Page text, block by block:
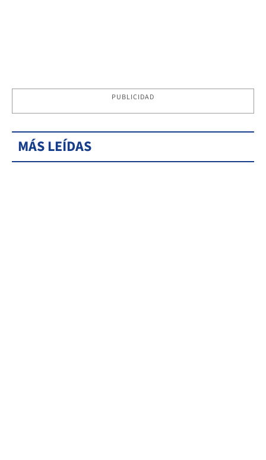
PUBLICIDAD
MÁS LEÍDAS